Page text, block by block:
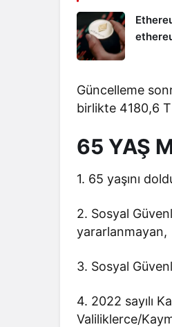
Güncelleme
birlikte 4180,6
65 YAŞ
1. 65 yaşını
2. Sosyal
yararlanmayan,
3. Sosyal
4. 2022 sayılı
Valiliklerce/